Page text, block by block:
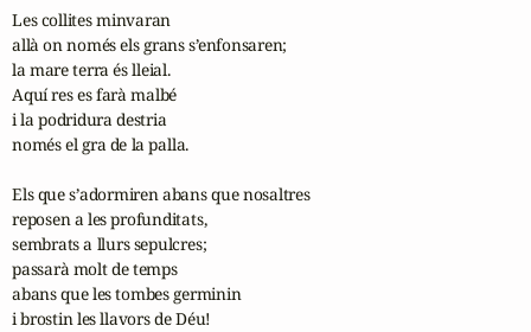
Les collites minvaran
allà on només els grans s’enfonsaren;
la mare terra és lleial.
Aquí res es farà malbé
i la podridura destria
només el gra de la palla.
Els que s’adormiren abans que nosaltres
reposen a les profunditats,
sembrats a llurs sepulcres;
passarà molt de temps
abans que les tombes germinin
i brostin les llavors de Déu!